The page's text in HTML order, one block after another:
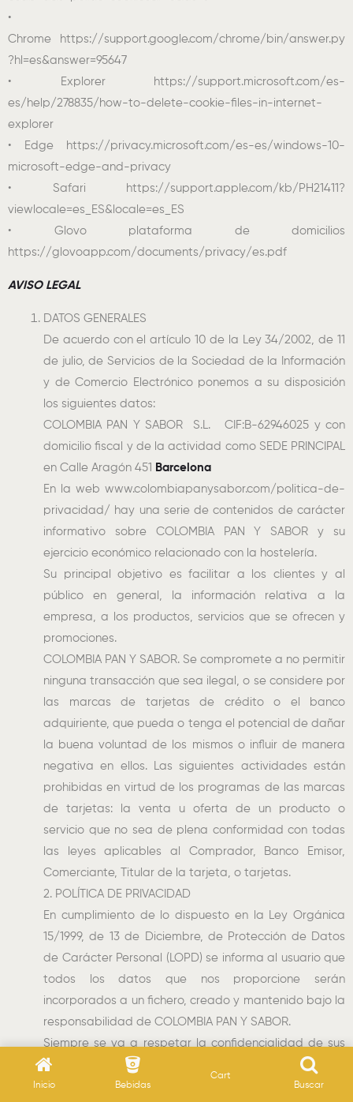
•
Chrome https://support.google.com/chrome/bin/answer.py
?hl=es&answer=95647
• Explorer https://support.microsoft.com/es-
es/help/278835/how-to-delete-cookie-files-in-internet-
explorer
• Edge https://privacy.microsoft.com/es-es/windows-10-
microsoft-edge-and-privacy
• Safari https://support.apple.com/kb/PH21411?
viewlocale=es_ES&locale=es_ES
• Glovo plataforma de domicilios
https://glovoapp.com/documents/privacy/es.pdf
AVISO LEGAL
DATOS GENERALES
De acuerdo con el artículo 10 de la Ley 34/2002, de 11
de julio, de Servicios de la Sociedad de la Información
y de Comercio Electrónico ponemos a su disposición
los siguientes datos:
COLOMBIA PAN Y SABOR S.L. CIF:B-62946025 y con
domicilio fiscal y de la actividad como SEDE PRINCIPAL
en Calle Aragón 451 Barcelona
En la web www.colombiapanysabor.com/politica-de-
privacidad/ hay una serie de contenidos de carácter
informativo sobre COLOMBIA PAN Y SABOR y su
ejercicio económico relacionado con la hostelería.
Su principal objetivo es facilitar a los clientes y al
público en general, la información relativa a la
empresa, a los productos, servicios que se ofrecen y
promociones.
COLOMBIA PAN Y SABOR. Se compromete a no permitir
ninguna transacción que sea ilegal, o se considere por
las marcas de tarjetas de crédito o el banco
adquiriente, que pueda o tenga el potencial de dañar
la buena voluntad de los mismos o influir de manera
negativa en ellos. Las siguientes actividades están
prohibidas en virtud de los programas de las marcas
de tarjetas: la venta u oferta de un producto o
servicio que no sea de plena conformidad con todas
las leyes aplicables al Comprador, Banco Emisor,
Comerciante, Titular de la tarjeta, o tarjetas.
2. POLÍTICA DE PRIVACIDAD
En cumplimiento de lo dispuesto en la Ley Orgánica
15/1999, de 13 de Diciembre, de Protección de Datos
de Carácter Personal (LOPD) se informa al usuario que
todos los datos que nos proporcione serán
incorporados a un fichero, creado y mantenido bajo la
responsabilidad de COLOMBIA PAN Y SABOR.
Siempre se va a respetar la confidencialidad de sus
datos personales que sólo serán utilizados con la
finalidad de gestionar los servicios ofrecidos, atender
Inicio Bebidas
Cart
Buscar